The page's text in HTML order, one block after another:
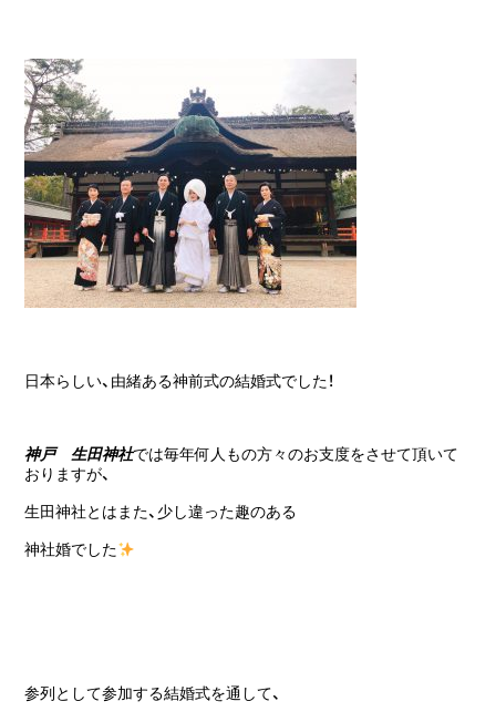
日本らしい、由緒ある神前式の結婚式でした！
神戸 生田神社では毎年何人もの方々のお支度をさせて頂いて
おりますが、
生田神社とはまた、少し違った趣のある
神社婚でした
参列として参加する結婚式を通して、